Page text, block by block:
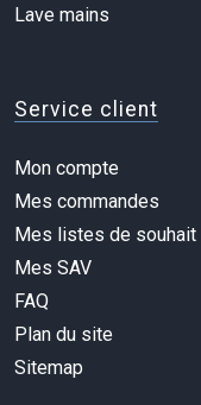
Lave mains
Service client
Mon compte
Mes commandes
Mes listes de souhait
Mes SAV
FAQ
Plan du site
Sitemap